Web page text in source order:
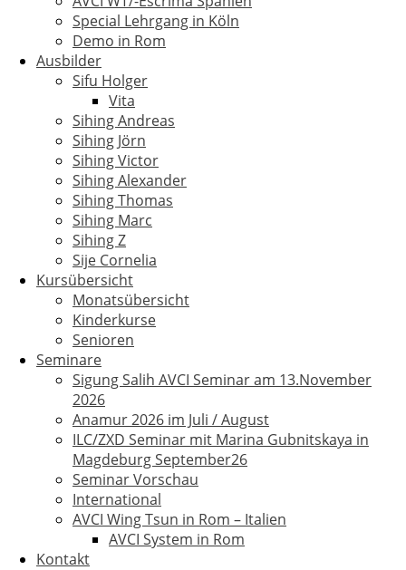
Special Lehrgang in Köln
Demo in Rom
Ausbilder
Sifu Holger
Vita
Sihing Andreas
Sihing Jörn
Sihing Victor
Sihing Alexander
Sihing Thomas
Sihing Marc
Sihing Z
Sije Cornelia
Kursübersicht
Monatsübersicht
Kinderkurse
Senioren
Seminare
Sigung Salih AVCI Seminar am 13.November
2026
Anamur 2026 im Juli / August
ILC/ZXD Seminar mit Marina Gubnitskaya in
Magdeburg September26
Seminar Vorschau
International
AVCI Wing Tsun in Rom – Italien
AVCI System in Rom
Kontakt